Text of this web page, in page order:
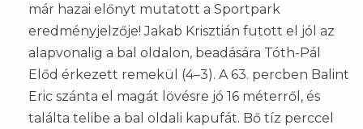
már hazai előnyt mutatott a Sportpark
eredményjelzője! Jakab Krisztián futott el jól az
alapvonalig a bal oldalon, beadására Tóth-Pál
Előd érkezett remekül (4–3). A 63. percben Balint
Eric szánta el magát lövésre jó 16 méterről, és
találta telibe a bal oldali kapufát. Bő tíz perccel